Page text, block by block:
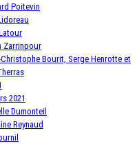
Poitevin
Zarrinpour
Bourit, Serge Henrotte et
2021
Dumonteil
Reynaud